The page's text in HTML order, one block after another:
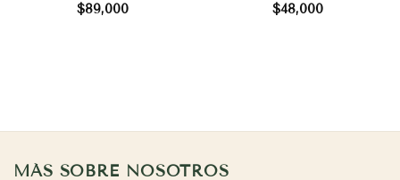
$89,000
$48,000
MÁS SOBRE NOSOTROS